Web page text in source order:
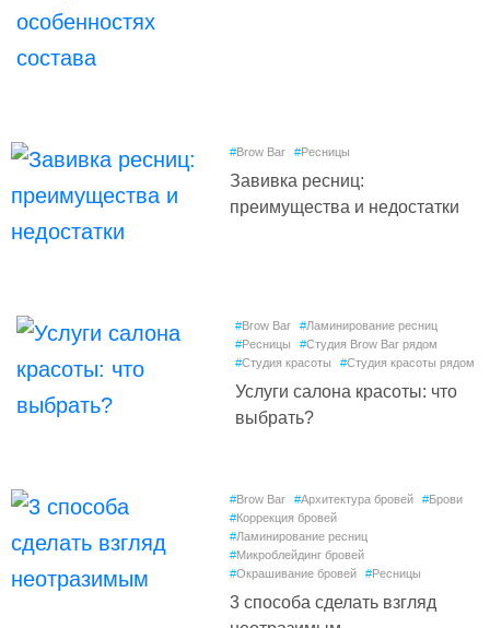
#Brow Bar #Ресницы
Завивка ресниц:
преимущества и недостатки
#Brow Bar #Ламинирование ресниц
#Ресницы #Студия Brow Bar рядом
#Студия красоты #Студия красоты рядом
Услуги салона красоты: что
выбрать?
#Brow Bar #Архитектура бровей #Брови
#Коррекция бровей
#Ламинирование ресниц
#Микроблейдинг бровей
#Окрашивание бровей #Ресницы
3 способа сделать взгляд